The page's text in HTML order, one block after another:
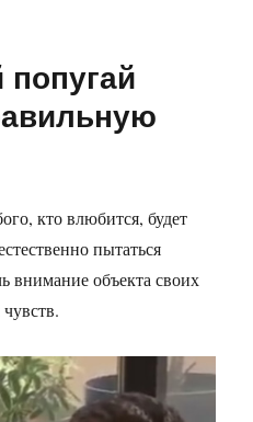
кто влюбится, будет
пытаться
внимание объекта своих